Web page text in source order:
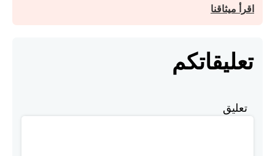
اقرأ ميثاقنا
تعليقاتكم
تعليق